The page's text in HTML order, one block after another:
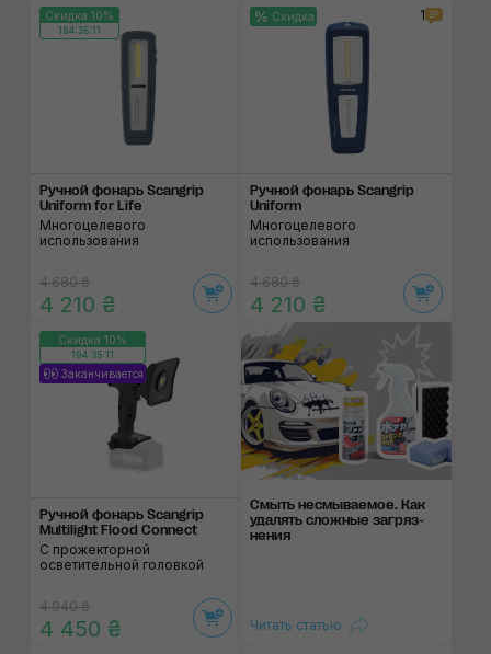
Скидка 10%
194:35:11
Ручной фонарь Scangrip
Uniform for Life
Многоцелевого
использования
4 680 ₴
4 210 ₴
Скидка 1
Ручной фонарь Scangrip
Uniform
Многоцелевого
использования
4 680 ₴
4 210 ₴
Скидка 10%
194:35:11
Заканчивается
Ручной фонарь Scangrip
Multilight Flood Connect
С прожекторной
осветительной головкой
4 940 ₴
4 450 ₴
Смыть несмываемое. Как
уда­лять слож­ные заг­ряз­
нения
Читать статью